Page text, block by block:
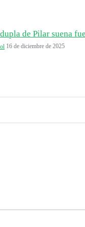
de Pilar suena
16 de diciembre de 2025